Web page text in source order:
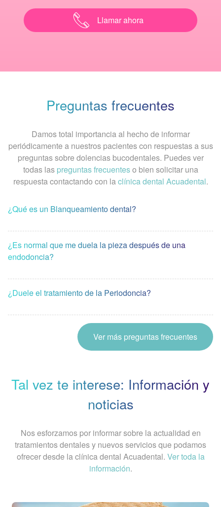
Llamar ahora
Preguntas frecuentes
Damos total importancia al hecho de informar
periódicamente a nuestros pacientes con respuestas a sus
preguntas sobre dolencias bucodentales. Puedes ver
todas las preguntas frecuenteso bien solicitar una
respuesta contactando con laclínica dental Acuadental.
¿Qué es un Blanqueamiento dental?
¿Es normal que me duela la pieza después de una
endodoncia?
¿Duele el tratamiento de la Periodoncia?
Ver más preguntas frecuentes
Tal vez te interese: Información y
noticias
Nos esforzamos por informar sobre la actualidad en
tratamientos dentales y nuevos servicios que podamos
ofrecer desde la clínica dental Acuadental. Ver toda la
información.